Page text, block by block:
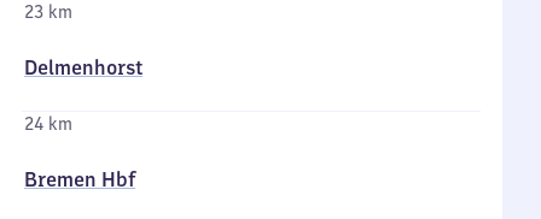
23 km
Delmenhorst
24 km
Bremen Hbf